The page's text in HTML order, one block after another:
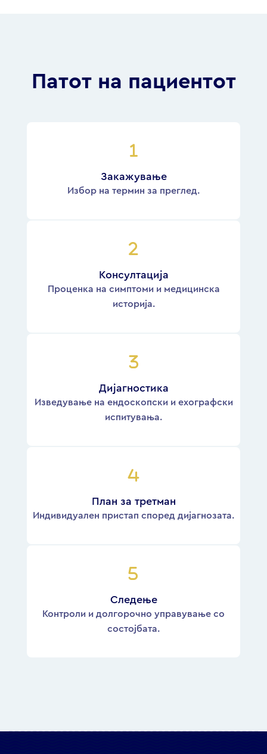
Патот на пациентот
Закажување
Избор на термин за преглед.
Консултација
Проценка на симптоми и медицинска
историја.
Дијагностика
Изведување на ендоскопски и ехографски
испитувања.
План за третман
Индивидуален пристап според дијагнозата.
Следење
Контроли и долгорочно управување со
состојбата.